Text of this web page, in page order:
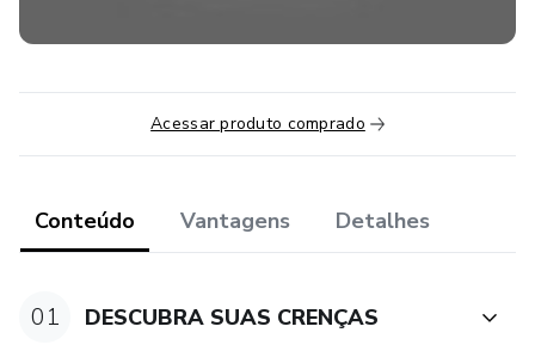
melhor os comportamentos e ações que possui e se
sim! Esse curso é para você!
Acessar produto comprado
Conteúdo Vantagens Detalhes
01 DESCUBRA SUAS CRENÇAS